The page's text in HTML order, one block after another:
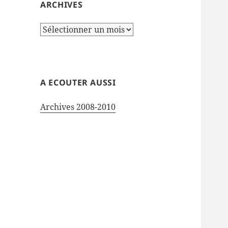
ARCHIVES
Archives
A ECOUTER AUSSI
Archives 2008-2010